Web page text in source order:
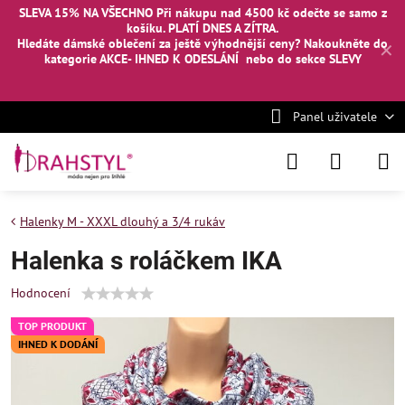
✕
SLEVA 15% NA VŠECHNO Při nákupu nad 4500 kč odečte se samo z
košíku. PLATÍ DNES A ZÍTRA.
Hledáte dámské oblečení za ještě výhodnější ceny? Nakoukněte do
kategorie AKCE- IHNED K ODESLÁNÍ nebo do sekce SLEVY
Panel uživatele
TOP PRODUKT
IHNED K DODÁNÍ
Halenky M - XXXL dlouhý a 3/4 rukáv
Halenka s roláčkem IKA
Hodnocení